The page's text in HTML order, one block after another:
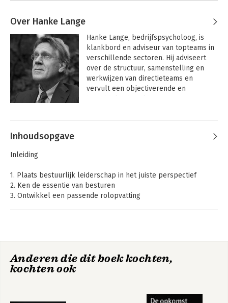
Over Hanke Lange
Hanke Lange, bedrijfspsycholoog, is
klankbord en adviseur van topteams in
verschillende sectoren. Hij adviseert
over de structuur, samenstelling en
werkwijzen van directieteams en
vervult een objectiverende en
een organisatieadviesgroep en is sinds
Inhoudsopgave
Inleiding
1. Plaats bestuurlijk leiderschap in het juiste perspectief
2. Ken de essentie van besturen
3. Ontwikkel een passende rolopvatting
9. Bewaak je bestuurlijke geloofwaardigheid
10. Neem signalen van afbrokkelend vertrouwen serieus
Anderen die dit boek kochten,
kochten ook